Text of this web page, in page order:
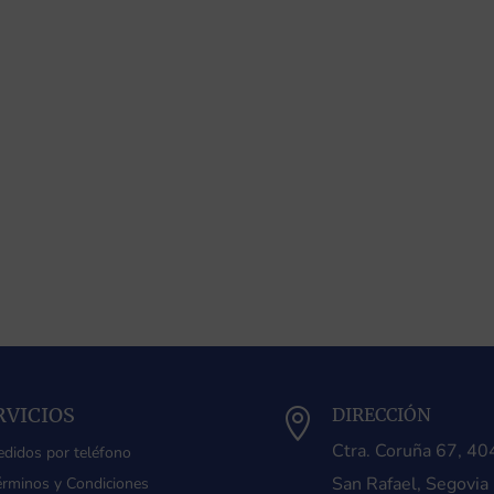
por teléfono
y Condiciones
 DIRECCIÓN
Ctra. Coruña 67,
San Rafael, Segovia